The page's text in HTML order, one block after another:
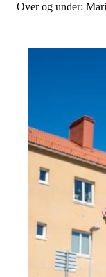
Over og under: